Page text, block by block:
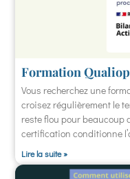
Formation
Vous recherchez une
croisez régulièrement le
reste flou pour beaucoup
certification conditionne
Lire la suite »